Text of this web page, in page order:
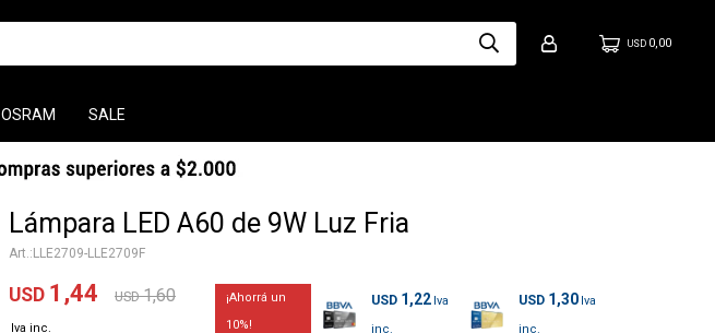
OSRAM SALE
USD 0,00
Lámpara LED A60 de 9W Luz Fria
LLE2709-LLE2709F
USD 1,44 USD 1,60
10
USD 1,22 USD 1,30